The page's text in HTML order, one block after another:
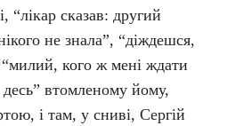
“лікар сказав: другий
не знала”, “діждешся,
кого ж мені ждати
втомленому йому,
і там, у сниві, Сергій